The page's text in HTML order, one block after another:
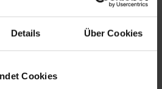
Details Über Cookies
Cookies